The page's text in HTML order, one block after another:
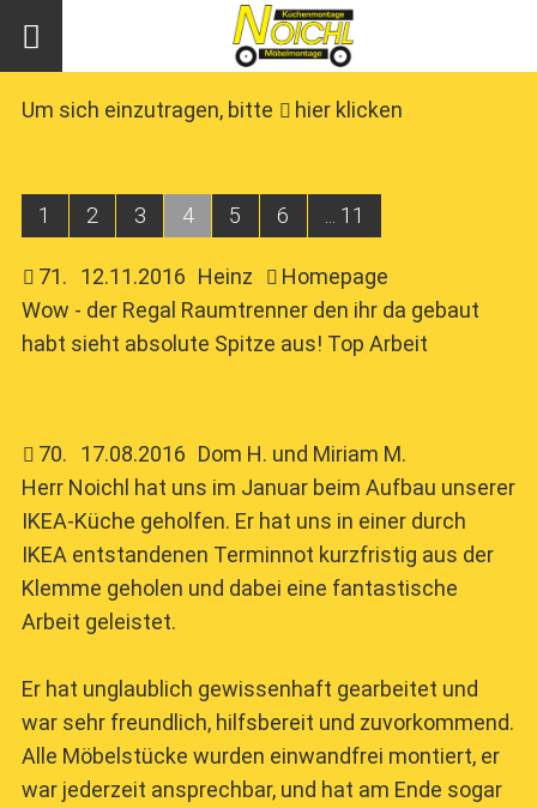
Um sich einzutragen, bitte hier klicken
1 2 3 4 5 6 ... 11
71. 12.11.2016 Heinz
Homepage
Wow - der Regal Raumtrenner den ihr da gebaut
habt sieht absolute Spitze aus! Top Arbeit
70. 17.08.2016 Dom H. und Miriam M.
Herr Noichl hat uns im Januar beim Aufbau unserer
IKEA-Küche geholfen. Er hat uns in einer durch
IKEA entstandenen Terminnot kurzfristig aus der
Klemme geholen und dabei eine fantastische
Arbeit geleistet.
Er hat unglaublich gewissenhaft gearbeitet und
war sehr freundlich, hilfsbereit und zuvorkommend.
Alle Möbelstücke wurden einwandfrei montiert, er
war jederzeit ansprechbar, und hat am Ende sogar